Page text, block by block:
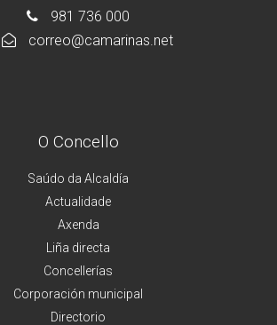
981 736 000
correo@camarinas.net
O Concello
Saúdo da Alcaldía
Actualidade
Axenda
Liña directa
Concellerías
Corporación municipal
Directorio